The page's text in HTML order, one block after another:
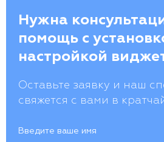
Нужна
помощь с
настройкой
Оставьте заявку и наш
свяжется с вами в
Введите ваше имя